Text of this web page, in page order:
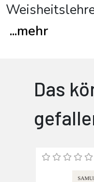
...mehr
Das